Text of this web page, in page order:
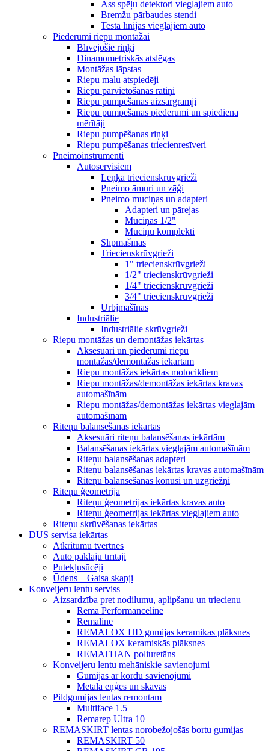
Ass spēļu detektori vieglajiem auto
Bremžu pārbaudes stendi
Testa līnijas vieglajiem auto
Piederumi riepu montāžai
Blīvējošie riņķi
Dinamometriskās atslēgas
Montāžas lāpstas
Riepu malu atspiedēji
Riepu pārvietošanas ratiņi
Riepu pumpēšanas aizsargrāmji
Riepu pumpēšanas piederumi un spiediena
mērītāji
Riepu pumpēšanas riņķi
Riepu pumpēšanas triecienresīveri
Pneimoinstrumenti
Autoservisiem
Leņķa triecienskrūvgrieži
Pneimo āmuri un zāģi
Pneimo muciņas un adapteri
Adapteri un pārejas
Muciņas 1/2"
Muciņu komplekti
Slīpmašīnas
Triecienskrūvgrieži
1" triecienskrūvgrieži
1/2" triecienskrūvgrieži
1/4" triecienskrūvgrieži
3/4" triecienskrūvgrieži
Urbjmašīnas
Industriālie
Industriālie skrūvgrieži
Riepu montāžas un demontāžas iekārtas
Aksesuāri un piederumi riepu
montāžas/demontāžas iekārtām
Riepu montāžas iekārtas motocikliem
Riepu montāžas/demontāžas iekārtas kravas
automašīnām
Riepu montāžas/demontāžas iekārtas vieglajām
automašīnām
Riteņu balansēšanas iekārtas
Aksesuāri riteņu balansēšanas iekārtām
Balansēšanas iekārtas vieglajām automašīnām
Riteņu balansēšanas adapteri
Riteņu balansēšanas iekārtas kravas automašīnām
Riteņu balansēšanas konusi un uzgriežņi
Riteņu ģeometrija
Riteņu ģeometrijas iekārtas kravas auto
Riteņu ģeometrijas iekārtas vieglajiem auto
Riteņu skrūvēšanas iekārtas
DUS servisa iekārtas
Atkritumu tvertnes
Auto paklāju tīrītāji
Putekļusūcēji
Ūdens – Gaisa skapji
Konveijeru lentu serviss
Aizsardzība pret nodilumu, aplipšanu un triecienu
Rema Performanceline
Remaline
REMALOX HD gumijas keramikas plāksnes
REMALOX keramiskās plāksnes
REMATHAN poliuretāns
Konveijeru lentu mehāniskie savienojumi
Gumijas ar kordu savienojumi
Metāla eņģes un skavas
Pildgumijas lentas remontam
Multiface 1.5
Remarep Ultra 10
REMASKIRT lentas norobežojošās bortu gumijas
REMASKIRT 50